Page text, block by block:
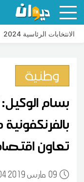
الانتخابات الرئاسية 2024
وطنية
بسام
تعاون
09 16:04 2019 مارس